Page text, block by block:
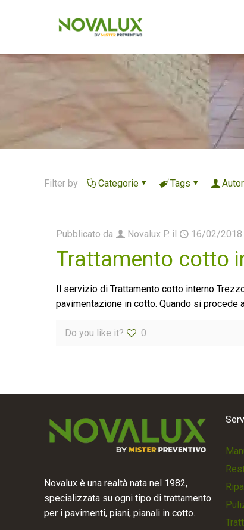
Filter by Categorie Tags
Pubblicato da Novalux P. il 16/02/2018
Trattamento cotto
Il servizio di Trattamento cotto interno
pavimentazione in cotto. Quando si
Do you like it? 0
Novalux è una realtà nata nel 1982,
specializzata su ogni tipo di trattamento
per i pavimenti, piani, pianali in cotto.